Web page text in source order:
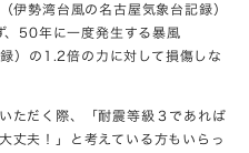
伊勢湾台風の名古屋気象台記録）
、50年に一度発生する暴風
）の1.2倍の力に対して損傷しな
ただく際、「耐震等級３であれば
丈夫！」と考えている方もいらっ